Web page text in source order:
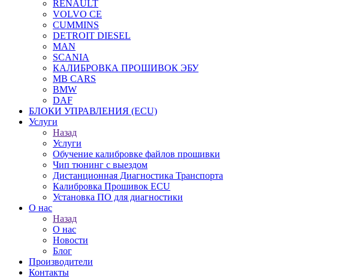
RENAULT
VOLVO CE
CUMMINS
DETROIT DIESEL
MAN
SCANIA
КАЛИБРОВКА ПРОШИВОК ЭБУ
MB CARS
BMW
DAF
БЛОКИ УПРАВЛЕНИЯ (ECU)
Услуги
Назад
Услуги
Обучение калибровке файлов прошивки
Чип тюнинг с выездом
Дистанционная Диагностика Транспорта
Калибровка Прошивок ECU
Установка ПО для диагностики
О нас
Назад
О нас
Новости
Блог
Производители
Контакты